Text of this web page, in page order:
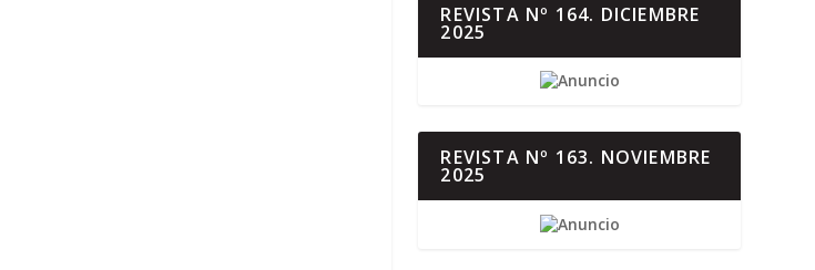
REVISTA Nº 164. DICIEMBRE
2025
REVISTA Nº 163. NOVIEMBRE
2025